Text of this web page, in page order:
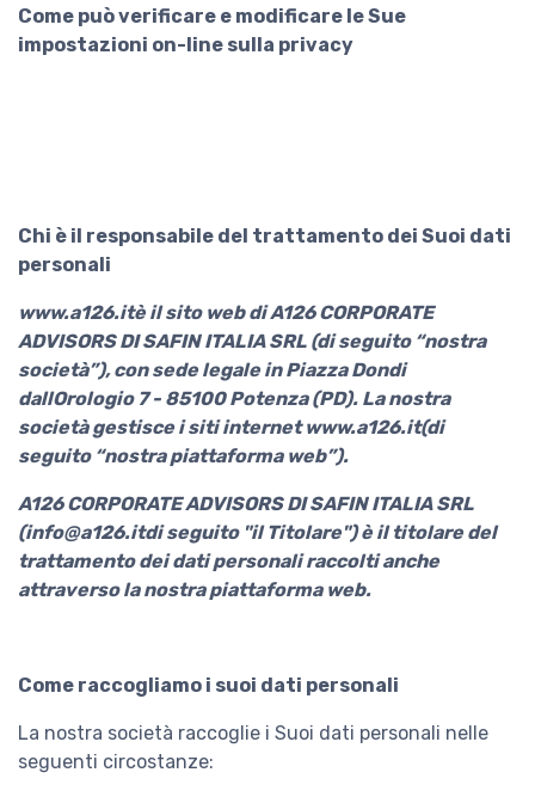
Come può verificare e modificare le Sue
impostazioni on-line sulla privacy
Chi è il responsabile del trattamento dei Suoi dati
personali
www.a126.itè il sito web di A126 CORPORATE
ADVISORS DI SAFIN ITALIA SRL (di seguito “nostra
società”), con sede legale in Piazza Dondi
dallOrologio 7 - 85100 Potenza (PD). La nostra
società gestisce i siti internet www.a126.it(di
seguito “nostra piattaforma web”).
A126 CORPORATE ADVISORS DI SAFIN ITALIA SRL
(info@a126.itdi seguito "il Titolare") è il titolare del
trattamento dei dati personali raccolti anche
attraverso la nostra piattaforma web.
Come raccogliamo i suoi dati personali
La nostra società raccoglie i Suoi dati personali nelle
seguenti circostanze: